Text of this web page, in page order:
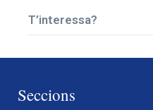
T’interessa?
Seccions